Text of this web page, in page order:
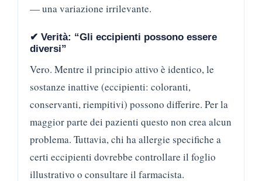
— una variazione irrilevante.
✔ Verità: “Gli eccipienti possono essere
diversi”
Vero. Mentre il principio attivo è identico, le
sostanze inattive (eccipienti: coloranti,
conservanti, riempitivi) possono differire. Per la
maggior parte dei pazienti questo non crea alcun
problema. Tuttavia, chi ha allergie specifiche a
certi eccipienti dovrebbe controllare il foglio
illustrativo o consultare il farmacista.